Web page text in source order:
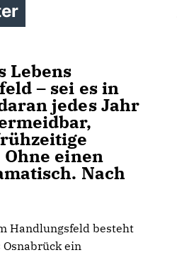
Lebens
– sei es in
jedes Jahr
einen
Nach
Handlungsfeld besteht
ein